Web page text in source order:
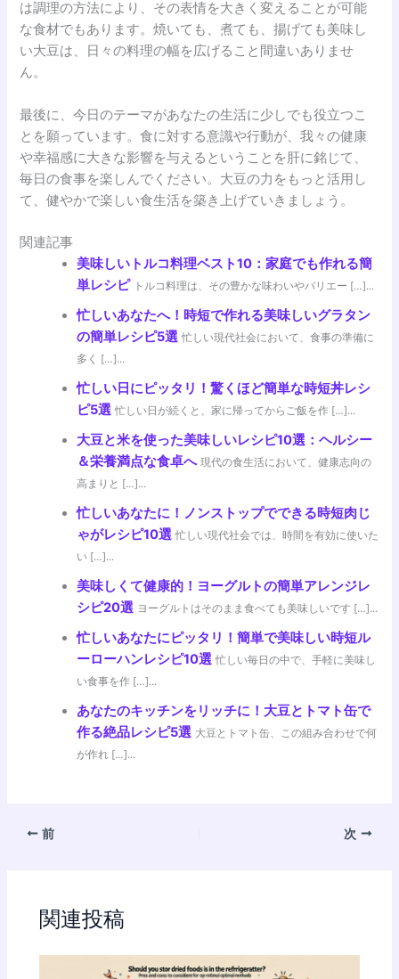
は調理の方法により、その表情を大きく変えることが可能
な食材でもあります。焼いても、煮ても、揚げても美味し
い大豆は、日々の料理の幅を広げること間違いありませ
ん。
最後に、今日のテーマがあなたの生活に少しでも役立つこ
とを願っています。食に対する意識や行動が、我々の健康
や幸福感に大きな影響を与えるということを肝に銘じて、
毎日の食事を楽しんでください。大豆の力をもっと活用し
て、健やかで楽しい食生活を築き上げていきましょう。
関連記事
美味しいトルコ料理ベスト10：家庭でも作れる簡
単レシピ トルコ料理は、その豊かな味わいやバリエー […]...
忙しいあなたへ！時短で作れる美味しいグラタン
の簡単レシピ5選 忙しい現代社会において、食事の準備に
多く […]...
忙しい日にピッタリ！驚くほど簡単な時短丼レシ
ピ5選 忙しい日が続くと、家に帰ってからご飯を作 […]...
大豆と米を使った美味しいレシピ10選：ヘルシー
＆栄養満点な食卓へ 現代の食生活において、健康志向の
高まりと […]...
忙しいあなたに！ノンストップでできる時短肉じ
ゃがレシピ10選 忙しい現代社会では、時間を有効に使いた
い […]...
美味しくて健康的！ヨーグルトの簡単アレンジレ
シピ20選 ヨーグルトはそのまま食べても美味しいです […]...
忙しいあなたにピッタリ！簡単で美味しい時短ル
ーローハンレシピ10選 忙しい毎日の中で、手軽に美味し
い食事を作 […]...
あなたのキッチンをリッチに！大豆とトマト缶で
作る絶品レシピ5選 大豆とトマト缶、この組み合わせで何
が作れ […]...
前 次
関連投稿